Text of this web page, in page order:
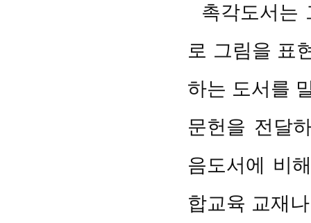
촉각도서는
로 그림을 표
하는 도서를
문헌을 전달
음도서에 비
합교육 교재